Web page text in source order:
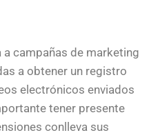
campañas de marketing
a obtener un registro
electrónicos enviados
tener presente
conlleva sus